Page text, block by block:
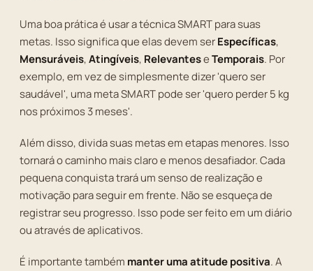
Uma boa prática é usar a técnica SMART para suas
metas. Isso significa que elas devem serEspecíficas,
Mensuráveis,Atingíveis, RelevanteseTemporais. Por
exemplo, em vez de simplesmente dizer 'quero ser
saudável', uma meta SMART pode ser 'quero perder 5 kg
nos próximos 3 meses'.
Além disso, divida suas metas em etapas menores. Isso
tornará o caminho mais claro e menos desafiador. Cada
pequena conquista trará um senso de realização e
motivação para seguir em frente. Não se esqueça de
registrar seu progresso. Isso pode ser feito em um diário
ou através de aplicativos.
É importante também manter uma atitude positiva. A